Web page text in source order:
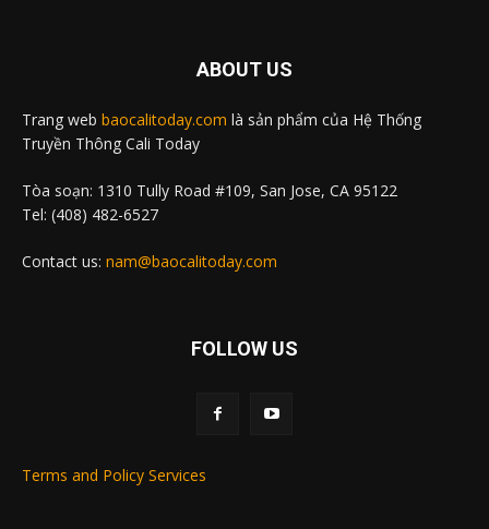
ABOUT US
Trang web baocalitoday.com là sản phẩm của Hệ Thống
Truyền Thông Cali Today
Tòa soạn: 1310 Tully Road #109, San Jose, CA 95122
Tel: (408) 482-6527
Contact us: nam@baocalitoday.com
FOLLOW US
Terms and Policy Services